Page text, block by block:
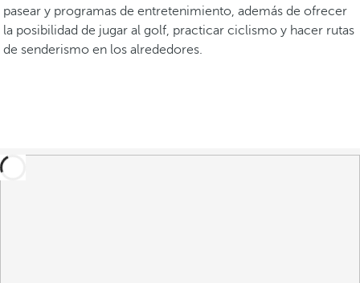
pasear y programas de entretenimiento, además de ofrecer
la posibilidad de jugar al golf, practicar ciclismo y hacer rutas
de senderismo en los alrededores.